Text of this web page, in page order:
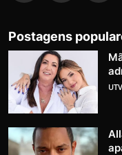
Postagens